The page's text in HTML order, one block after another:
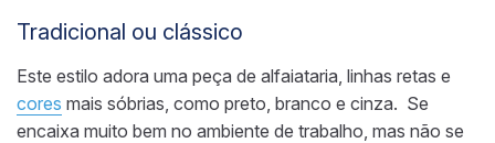
Tradicional ou clássico
Este estilo adora uma peça de alfaiataria, linhas retas e
cores mais sóbrias, como preto, branco e cinza. Se
encaixa muito bem no ambiente de trabalho, mas não se